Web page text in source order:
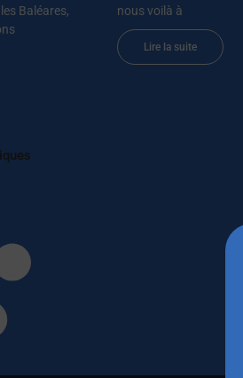
Baléares,
nous voilà à
Lire la suite